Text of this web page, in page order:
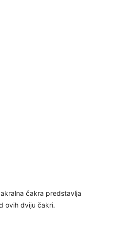
čakra predstavlja
ovih dviju čakri.